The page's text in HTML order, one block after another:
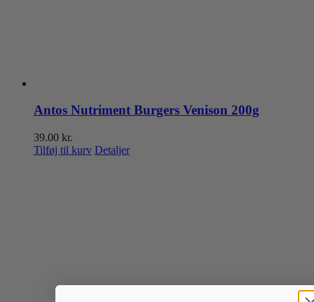
Antos Nutriment Burgers Venison 200g
39.00 kr.
Tilføj til kurv Detaljer